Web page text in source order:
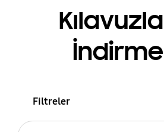
Filtreler